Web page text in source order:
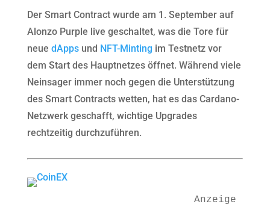
Der Smart Contract wurde am 1. September auf
Alonzo Purple live geschaltet, was die Tore für
neue dAppsund NFT-Minting im Testnetz vor
dem Start des Hauptnetzes öffnet. Während viele
Neinsager immer noch gegen die Unterstützung
des Smart Contracts wetten, hat es das Cardano-
Netzwerk geschafft, wichtige Upgrades
rechtzeitig durchzuführen.
Anzeige